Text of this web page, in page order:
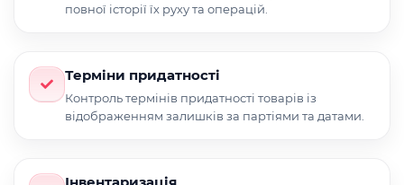
повної історії їх руху та операцій.
Терміни придатності
Контроль термінів придатності товарів із
відображенням залишків за партіями та датами.